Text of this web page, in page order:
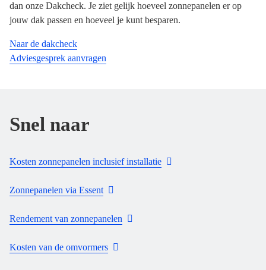
dan onze Dakcheck. Je ziet gelijk hoeveel zonnepanelen er op
jouw dak passen en hoeveel je kunt besparen.
Naar de dakcheck
Adviesgesprek aanvragen
Snel naar
Kosten zonnepanelen inclusief installatie
Zonnepanelen via Essent
Rendement van zonnepanelen
Kosten van de omvormers